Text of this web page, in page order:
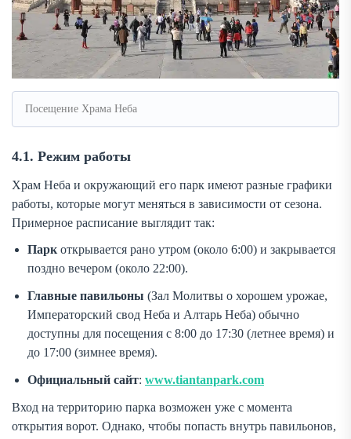
Посещение Храма Неба
4.1. Режим работы
Храм Неба и окружающий его парк имеют разные графики
работы, которые могут меняться в зависимости от сезона.
Примерное расписание выглядит так:
Парк открывается рано утром (около 6:00) и закрывается
поздно вечером (около 22:00).
Главные павильоны (Зал Молитвы о хорошем урожае,
Императорский свод Неба и Алтарь Неба) обычно
доступны для посещения с 8:00 до 17:30 (летнее время) и
до 17:00 (зимнее время).
Официальный сайт: www.tiantanpark.com
Вход на территорию парка возможен уже с момента
открытия ворот. Однако, чтобы попасть внутрь павильонов,